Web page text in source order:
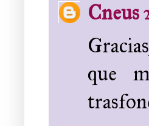
Cneus
que